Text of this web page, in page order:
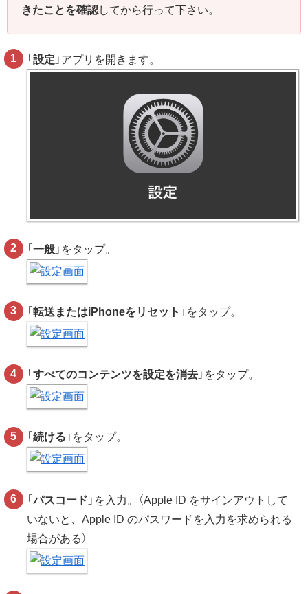
きたことを確認してから行って下さい。
「設定 」アプリを開きます。
「一般 」をタップ。
「転送またはiPhoneをリセット 」をタップ。
「すべてのコンテンツを設定を消去 」をタップ。
「続ける 」をタップ。
「パスコード 」を入力。（Apple ID をサインアウトして
いないと、Apple ID のパスワードを入力を求められる
場合がある）